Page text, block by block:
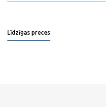
Līdzīgas preces